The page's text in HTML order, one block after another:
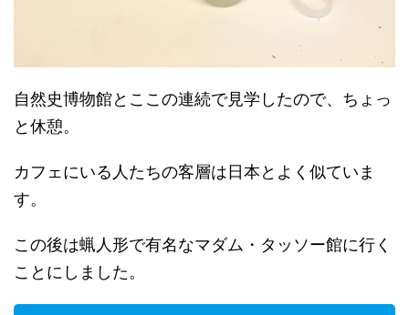
自然史博物館とここの連続で見学したので、ちょっ
と休憩。
カフェにいる人たちの客層は日本とよく似ていま
す。
この後は蝋人形で有名なマダム・タッソー館に行く
ことにしました。